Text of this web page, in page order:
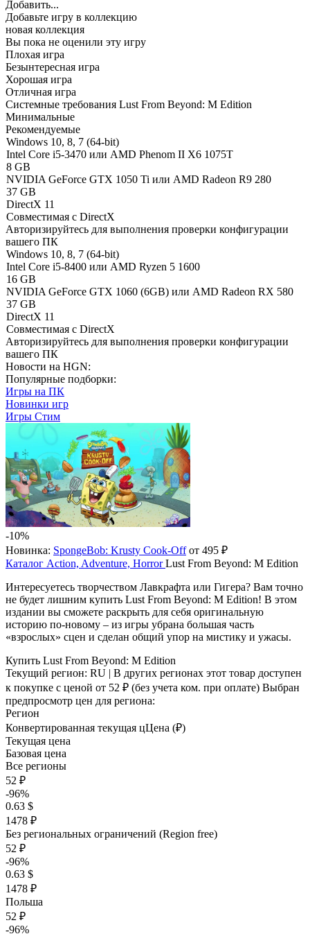
Добавить...
Добавьте игру в коллекцию
новая коллекция
Вы пока не оценили эту игру
Плохая игра
Безынтересная игра
Хорошая игра
Отличная игра
Системные требования Lust From Beyond: M Edition
Минимальные
Рекомендуемые
Windows 10, 8, 7 (64-bit)
Intel Core i5-3470 или AMD Phenom II X6 1075T
8 GB
NVIDIA GeForce GTX 1050 Ti или AMD Radeon R9 280
37 GB
DirectX 11
Совместимая с DirectX
Авторизируйтесь для выполнения проверки конфигурации
вашего ПК
Windows 10, 8, 7 (64-bit)
Intel Core i5-8400 или AMD Ryzen 5 1600
16 GB
NVIDIA GeForce GTX 1060 (6GB) или AMD Radeon RX 580
37 GB
DirectX 11
Совместимая с DirectX
Авторизируйтесь для выполнения проверки конфигурации
вашего ПК
Новости на HGN:
Популярные подборки:
Игры на ПК
Новинки игр
Игры Стим
-10%
Новинка: SpongeBob: Krusty Cook-Offот 495 ₽
Каталог Action, Adventure, Horror Lust From Beyond: M Edition
Интересуетесь творчеством Лавкрафта или Гигера? Вам точно
не будет лишним купить Lust From Beyond: M Edition! В этом
издании вы сможете раскрыть для себя оригинальную
историю по-новому – из игры убрана большая часть
«взрослых» сцен и сделан общий упор на мистику и ужасы.
Купить Lust From Beyond: M Edition
Текущий регион: RU | В других регионах этот товар доступен
к покупке с ценой от 52 ₽ (без учета ком. при оплате) Выбран
предпросмотр цен для региона:
Регион
Конвертированная текущая цЦена (₽)
Текущая цена
Базовая цена
Все регионы
52 ₽
-96%
0.63 $
1478 ₽
Без региональных ограничений (Region free)
52 ₽
-96%
0.63 $
1478 ₽
Польша
52 ₽
-96%